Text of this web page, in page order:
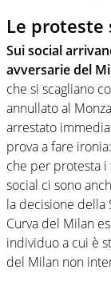
Le proteste
Sui social
avversarie del
che si scagliano
annullato al
arrestato
prova a fare
che per protesta i
social ci sono
la decisione della
Curva del Milan
individuo a cui è
del Milan non